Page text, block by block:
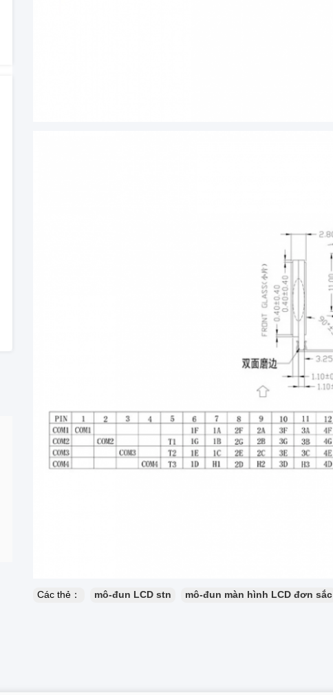
Các thẻ： mô-đun LCD stn mô-đun màn hình LCD đơn sắc